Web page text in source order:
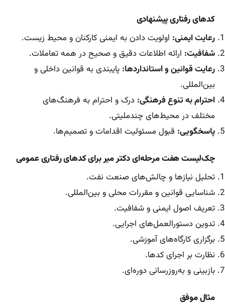
کدهای رفتاری پیشنهادی
رعایت ایمنی: اولویت دادن به ایمنی کارکنان و محیط زیست.
شفافیت: ارائه اطلاعات دقیق و صحیح در همه تعاملات.
رعایت قوانین و استانداردها: پایبندی به قوانین داخلی و
بین‌المللی.
احترام به تنوع فرهنگی: درک و احترام به فرهنگ‌های
مختلف در محیط‌های چندملیتی.
پاسخگویی: قبول مسئولیت اقدامات و تصمیم‌ها.
چک‌لیست هفت مرحله‌ای دکتر میر برای کدهای رفتاری عمومی
تحلیل نیازها و چالش‌های صنعت نفت.
شناسایی قوانین و مقررات محلی و بین‌المللی.
تعریف اصول ایمنی و شفافیت.
تدوین دستورالعمل‌های اجرایی.
برگزاری کارگاه‌های آموزشی.
نظارت بر اجرای کدها.
بازبینی و به‌روزرسانی دوره‌ای.
مثال موفق